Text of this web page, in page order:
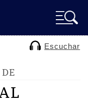
Escuchar